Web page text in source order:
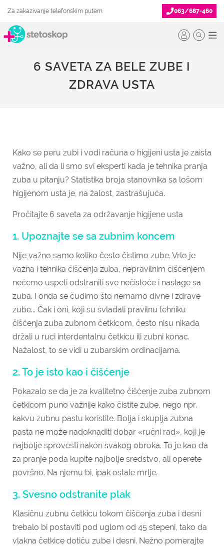
Za zakazivanje telefonskim putem 063/687-460
6 SAVETA ZA BELE ZUBE I
ZDRAVA USTA
Kako se peru zubi i vodi računa o higijeni usta je zaista
važno, ali da li smo svi eksperti kada je tehnika pranja
zuba u pitanju? Statistika broja stanovnika sa lošom
higijenom usta je, na žalost, zastrašujuća.
Pročitajte 6 saveta za održavanje higijene usta
1. Upoznajte se sa zubnim koncem
Nije važno samo koliko često čistimo zube. Vrlo je
važna i tehnika čišćenja zuba, nepravilnim čišćenjem
nećemo uspeti odstraniti sve nečistoće i naslage sa
zuba. I onda se čudimo što nemamo divne i zdrave
zube... Čak i oni, koji su svladali pravilnu tehniku
čišćenja zuba zubnom četkicom, često nisu nikada
držali u ruci interdentalnu četkicu ili zubni konac.
Nažalost, to se vidi u zubarskim ordinacijama.
2. To je isto kao i čišćenje
Pokazalo se da je za kvalitetno čišćenje zuba zubnom
četkicom puno važnije kako čistite zube, nego npr.
kakvu zubnu pastu koristite. Bolja i skuplja zubna
pasta ne može nadoknaditi dobar «ručni rad», koji je
najbolje sprovesti nakon svakog obroka. To je kao da
za pranje poda kupite najbolje sredstvo, ali operete
površno. Na njemu bi, ipak ostale mrlje.
3. Svesno odstranite plak
Klasičnu zubnu četkicu tokom čišćenja zuba i desni
trebalo bi postaviti pod uglom od 45 stepeni, tako da
vlakna četkice dotiču zube i desni. Nežno pomerajte